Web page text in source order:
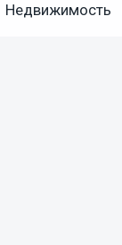
Недвижимость